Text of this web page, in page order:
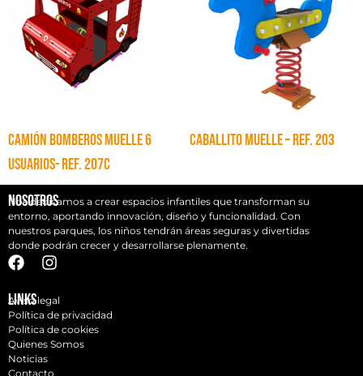
CAMIÓN BOMBEROS MUELLE 6
USUARIOS- Ref. 207C
CABALLITO MUELLE – Ref. 203
Nosotros
Nos dedicamos a crear espacios infantiles que transforman su
entorno, aportando innovación, diseño y funcionalidad. Con
nuestros parques, los niños tendrán áreas seguras y divertidas
donde podrán crecer y desarrollarse plenamente.
Links
Aviso legal
Política de privacidad
Política de cookies
Quienes Somos
Noticias
Contacto